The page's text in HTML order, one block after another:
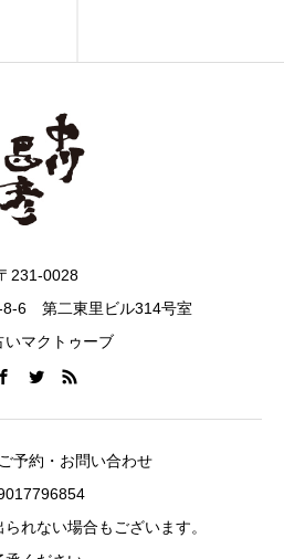
231-0028
8-6 第二東里ビル314号室
いマクトゥーブ
予約・お問い合わせ
れない場合もございます。